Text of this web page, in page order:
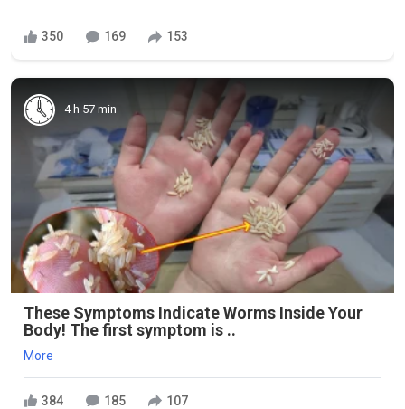
350 169 153
4 h 57 min
These Symptoms Indicate Worms Inside Your
Body! The first symptom is ..
More
384 185 107